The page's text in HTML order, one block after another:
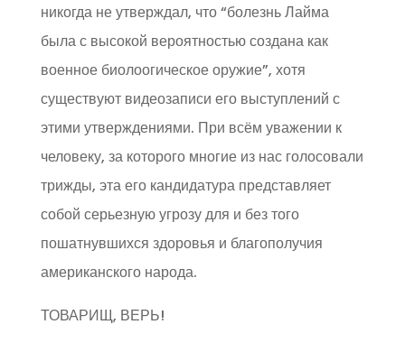
никогда не утверждал, что “болезнь Лайма
была с высокой вероятностью создана как
военное биолоогическое оружие”, хотя
существуют видеозаписи его выступлений с
этими утверждениями. При всём уважении к
человеку, за которого многие из нас голосовали
трижды, эта его кандидатура представляет
собой серьезную угрозу для и без того
пошатнувшихся здоровья и благополучия
американского народа.
ТОВАРИЩ, ВЕРЬ!